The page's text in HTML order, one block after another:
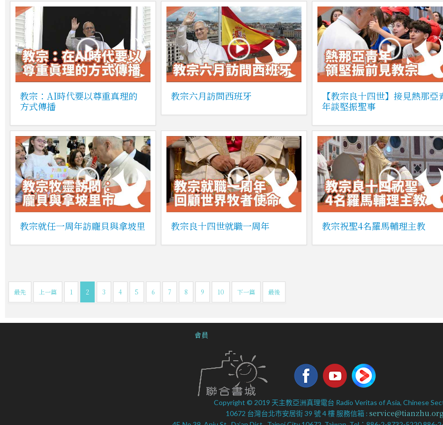
教宗：AI時代要以尊重真理的
方式傳播
教宗六月訪問西班牙
【教宗良十四世】接見熱那亞
年談堅振聖事
教宗就任一周年訪龐貝與拿坡里 教宗良十四世就職一周年 教宗祝聖4名羅馬輔理主教
最先 上一篇 1 2 3 4 5 6 7 8 9 10 下一篇 最後
會員
Copyright © 2019 天主教亞洲真理電台 Radio Veritas of Asia, Chinese
10672 台灣台北市安居街 39 號 4 樓 服務信箱 : service@tianzhu.org